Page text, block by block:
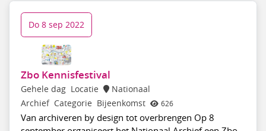
Zbo Kennisfestival
Gehele dag Locatie
Nationaal
Archief Categorie Bijeenkomst 626
Van archiveren by design tot overbrengen Op 8
Do 8 sep 2022